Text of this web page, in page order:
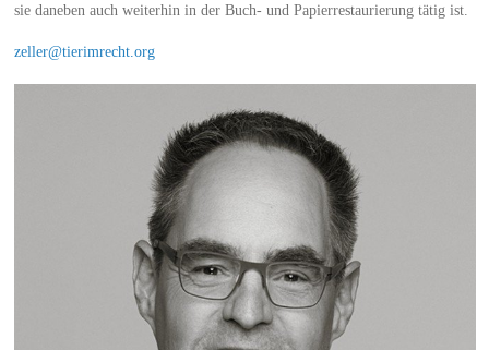
sie daneben auch weiterhin in der Buch- und Papierrestaurierung tätig ist.
zeller@tierimrecht.org